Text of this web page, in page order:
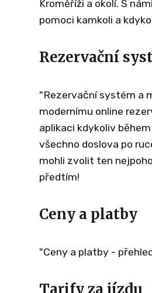
Kroměříži a okolí. S
pomoci kamkoli a
Rezervační
"Rezervační systém a
modernímu online
aplikaci kdykoliv
všechno doslova po
mohli zvolit ten
předtím!
Ceny a platby
"Ceny a platby -
Tarify za jízdu